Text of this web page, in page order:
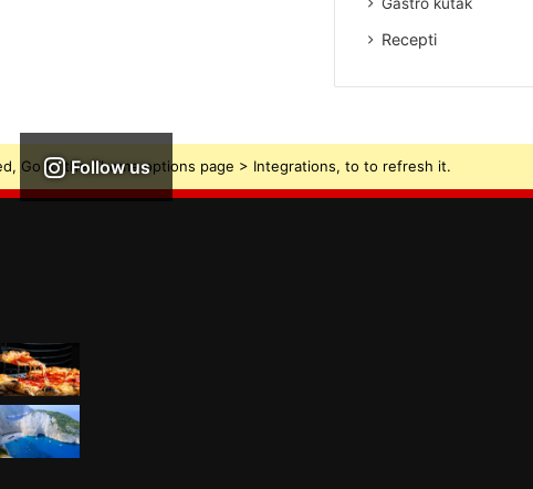
Recepti
Follow us
Go to the Theme options page > Integrations, to to refresh it.